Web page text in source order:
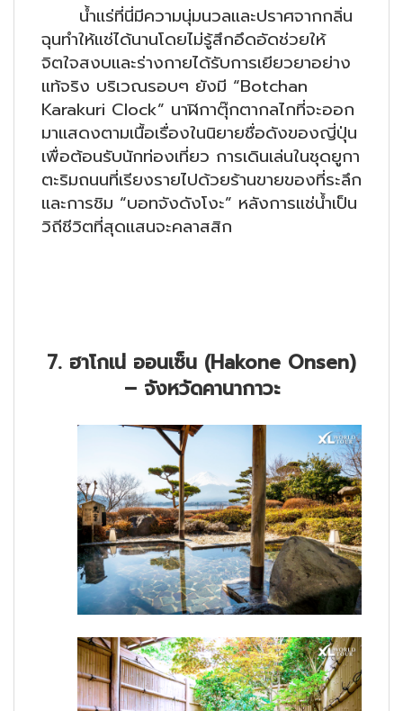
น้ำแร่ที่นี่มีความนุ่มนวลและปราศจากกลิ่น
ฉุนทำให้แช่ได้นานโดยไม่รู้สึกอึดอัดช่วยให้
จิตใจสงบและร่างกายได้รับการเยียวยาอย่าง
แท้จริง บริเวณรอบๆ ยังมี “Botchan
Karakuri Clock” นาฬิกาตุ๊กตากลไกที่จะออก
มาแสดงตามเนื้อเรื่องในนิยายชื่อดังของญี่ปุ่น
เพื่อต้อนรับนักท่องเที่ยว การเดินเล่นในชุดยูกา
ตะริมถนนที่เรียงรายไปด้วยร้านขายของที่ระลึก
และการชิม “บอทจังดังโงะ” หลังการแช่น้ำเป็น
วิถีชีวิตที่สุดแสนจะคลาสสิก
7. ฮาโกเน่ ออนเซ็น (Hakone Onsen)
– จังหวัดคานากาวะ